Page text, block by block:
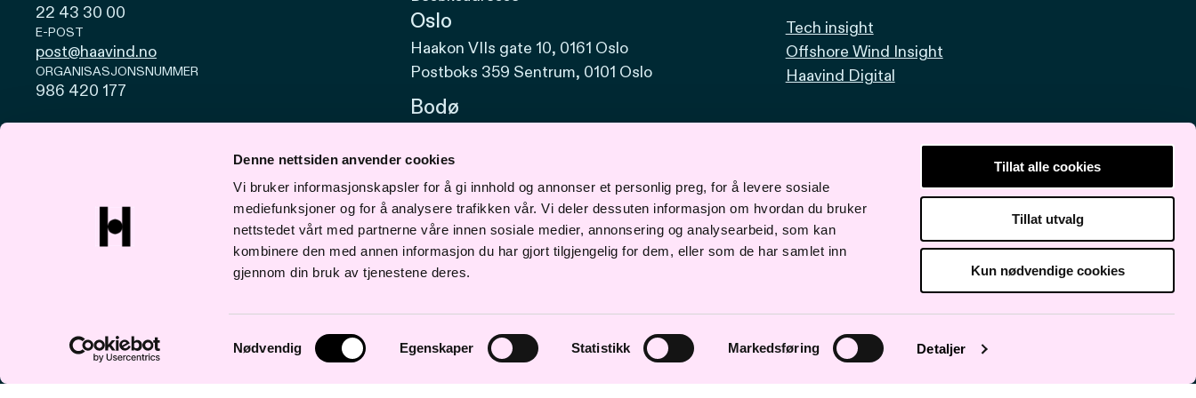
Denne nettsiden anvender cookies
Vi bruker informasjonskapsler for å gi innhold og annonser et personlig preg, for å levere sosiale
mediefunksjoner og for å analysere trafikken vår. Vi deler dessuten informasjon om hvordan du bruker
nettstedet vårt med partnerne våre innen sosiale medier, annonsering og analysearbeid, som kan
kombinere den med annen informasjon du har gjort tilgjengelig for dem, eller som de har samlet inn
gjennom din bruk av tjenestene deres.
Samtykkevalg
Nødvendig Egenskaper Statistikk Markedsføring Detaljer
Tillat alle cookies
Tillat utvalg
Kun nødvendige cookies
22 43 30 00
E-POST
post@haavind.no
ORGANISASJONSNUMMER
986 420 177
Oslo
Haakon VIIs gate 10, 0161 Oslo
Postboks 359 Sentrum, 0101 Oslo
Bodø
Bergen
Vaskerelven 39, 5014 Bergen
Svalbard
Vei 610, Nr. 1. (Materiallageret) 9170
Longyearbyen
Tech insight
Offshore Wind Insight
Haavind Digital